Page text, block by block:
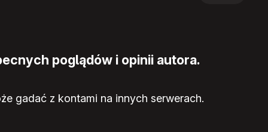
poglądów i opinii autora.
gadać z kontami na innych serwerach.